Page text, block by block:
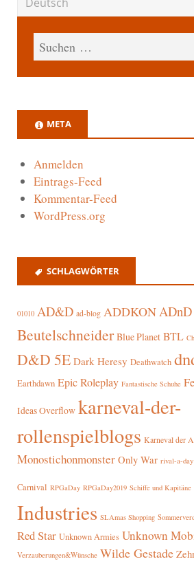
META
Anmelden
Eintrags-Feed
Kommentar-Feed
WordPress.org
SCHLAGWÖRTER
01010 AD&D ad-blog ADDKONADnD
Beutelschneider Blue Planet BTL
D&D 5E Dark Heresy Deathwatch
Earthdawn Epic Roleplay Fantastische Schuhe
Ideas Overflow karneval-der-
rollenspielblogs Karneval der
Monostichonmonster Only War rival-a-day
Carnival RPGaDay RPGaDay2019 Schiffe und Kapitäne
Industries SLAmas Shopping
Red Star Unknown Armies Unknown
Verzauberungen&Wünsche Wilde Gestade